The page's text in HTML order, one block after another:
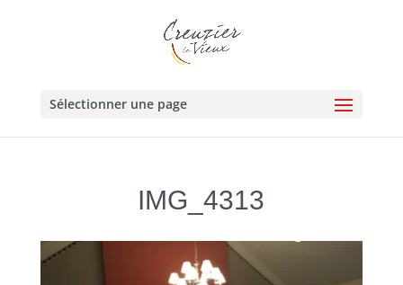
Sélectionner une page
IMG_4313